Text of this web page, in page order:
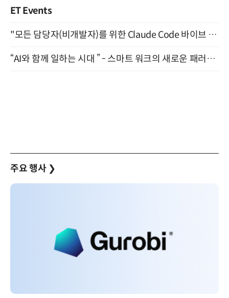
ET Events
"모든 담당자(비개발자)를 위한 Claude Code 바이브 코딩 2-day 부트캠프" 9월 16~17일 개최
“AI와 함께 일하는 시대 ” - 스마트 워크의 새로운 패러다임 (9/11)
주요 행사 ❯